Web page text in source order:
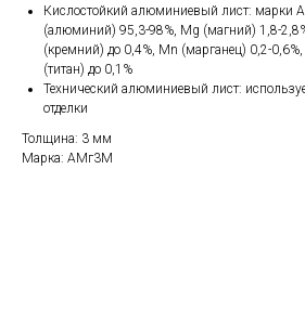
Кислостойкий алюминиевый лист: марки
(алюминий) 95,3-98%, Mg (магний) 1,8-
(кремний) до 0,4%, Mn (марганец) 0,2-
(титан) до 0,1%
Технический алюминиевый лист:
отделки
Толщина: 3 мм
Марка: АМг3М